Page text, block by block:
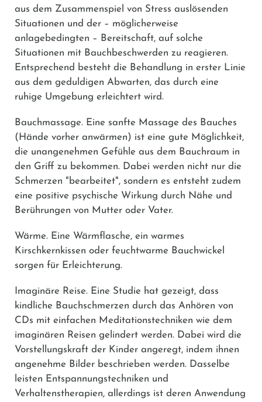
aus dem Zusammenspiel von Stress auslösenden
Situationen und der – möglicherweise
anlagebedingten – Bereitschaft, auf solche
Situationen mit Bauchbeschwerden zu reagieren.
Entsprechend besteht die Behandlung in erster Linie
aus dem geduldigen Abwarten, das durch eine
ruhige Umgebung erleichtert wird.
Bauchmassage. Eine sanfte Massage des Bauches
(Hände vorher anwärmen) ist eine gute Möglichkeit,
die unangenehmen Gefühle aus dem Bauchraum in
den Griff zu bekommen. Dabei werden nicht nur die
Schmerzen "bearbeitet", sondern es entsteht zudem
eine positive psychische Wirkung durch Nähe und
Berührungen von Mutter oder Vater.
Wärme. Eine Wärmflasche, ein warmes
Kirschkernkissen oder feuchtwarme Bauchwickel
sorgen für Erleichterung.
Imaginäre Reise. Eine Studie hat gezeigt, dass
kindliche Bauchschmerzen durch das Anhören von
CDs mit einfachen Meditationstechniken wie dem
imaginären Reisen gelindert werden. Dabei wird die
Vorstellungskraft der Kinder angeregt, indem ihnen
angenehme Bilder beschrieben werden. Dasselbe
leisten Entspannungstechniken und
Verhaltenstherapien, allerdings ist deren Anwendung